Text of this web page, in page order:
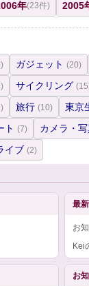
年(23件) 2005
ガジェット (20)
サイクリング
旅行 (10) 東京
ト (7) カメラ・
イブ (2)
最
お
Kei
お